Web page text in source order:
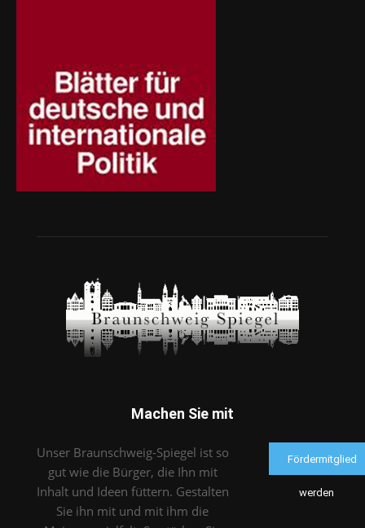
Machen Sie mit
Unser Braunschweig-Spiegel ist so
gut wie die Bürger, die Ihn mit
Inhalt und Ideen füttern. Gestalten
Sie ihn mit und mit ihm die
Fördermitglied
werden